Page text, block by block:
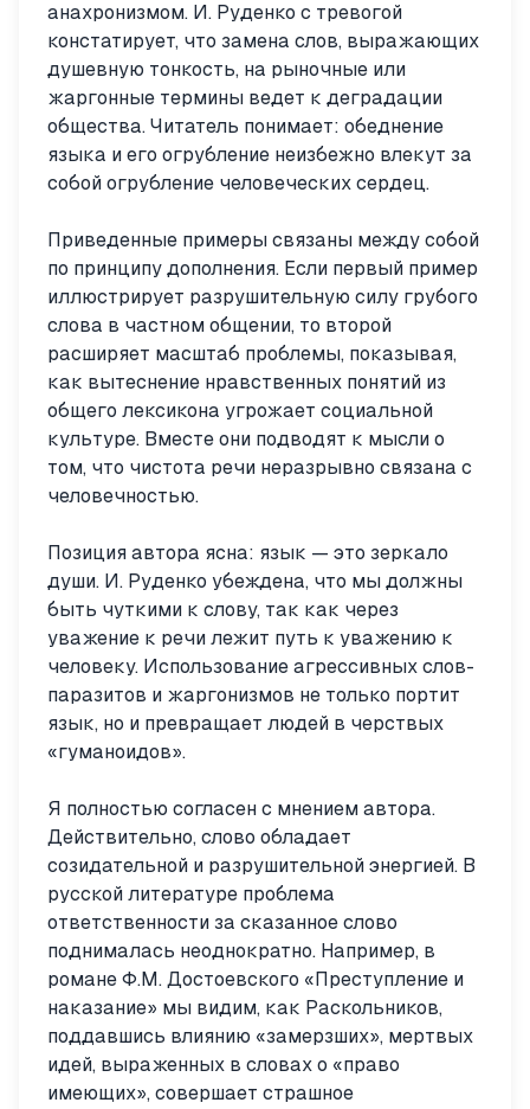
анахронизмом. И. Руденко с тревогой
констатирует, что замена слов, выражающих
душевную тонкость, на рыночные или
жаргонные термины ведет к деградации
общества. Читатель понимает: обеднение
языка и его огрубление неизбежно влекут за
собой огрубление человеческих сердец.
Приведенные примеры связаны между собой
по принципу дополнения. Если первый пример
иллюстрирует разрушительную силу грубого
слова в частном общении, то второй
расширяет масштаб проблемы, показывая,
как вытеснение нравственных понятий из
общего лексикона угрожает социальной
культуре. Вместе они подводят к мысли о
том, что чистота речи неразрывно связана с
человечностью.
Позиция автора ясна: язык — это зеркало
души. И. Руденко убеждена, что мы должны
быть чуткими к слову, так как через
уважение к речи лежит путь к уважению к
человеку. Использование агрессивных слов-
паразитов и жаргонизмов не только портит
язык, но и превращает людей в черствых
«гуманоидов».
Я полностью согласен с мнением автора.
Действительно, слово обладает
созидательной и разрушительной энергией. В
русской литературе проблема
ответственности за сказанное слово
поднималась неоднократно. Например, в
романе Ф.М. Достоевского «Преступление и
наказание» мы видим, как Раскольников,
поддавшись влиянию «замерзших», мертвых
идей, выраженных в словах о «право
имеющих», совершает страшное